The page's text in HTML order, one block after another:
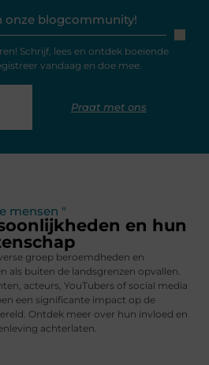
onze blogcommunity!
Schrijf, lees en ontdek boeiende
vandaag en doe mee.
Praat met ons
mensen "
en hun
groep beroemdheden en
als buiten de landsgrenzen opvallen.
acteurs, YouTubers of social media
een significante impact op de
Ontdek meer over hun invloed en
achterlaten.